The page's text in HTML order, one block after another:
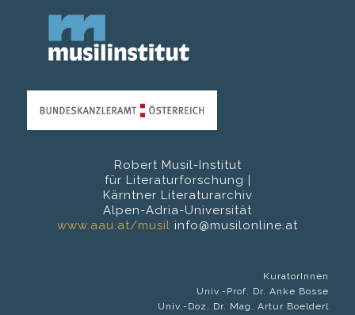
Robert Musil-Institut
für Literaturforschung |
Kärntner Literaturarchiv
Alpen-Adria-Universität
www.aau.at/musil info@musilonline.at
KuratorInnen
Univ.-Prof. Dr. Anke Bosse
Univ.-Doz. Dr. Mag. Artur Boelderl